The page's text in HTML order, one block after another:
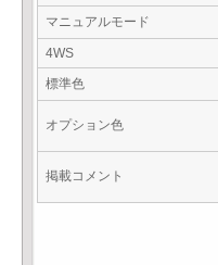
マニュアルモード
4WS
標準色
オプション色
掲載コメント